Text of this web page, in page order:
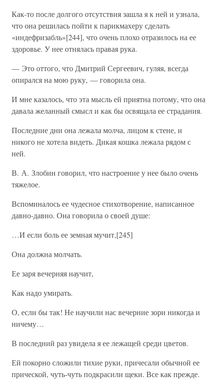
Как-то после долгого отсутствия зашла я к ней и узнала,
что она решилась пойти к парикмахеру сделать
«индефризабль»[244], что очень плохо отразилось на ее
здоровье. У нее отнялась правая рука.
— Это оттого, что Дмитрий Сергеевич, гуляя, всегда
опирался на мою руку, — говорила она.
И мне казалось, что эта мысль ей приятна потому, что она
давала желанный смысл и как бы освящала ее страдания.
Последние дни она лежала молча, лицом к стене, и
никого не хотела видеть. Дикая кошка лежала рядом с
ней.
В. А. Злобин говорил, что настроение у нее было очень
тяжелое.
Вспоминалось ее чудесное стихотворение, написанное
давно-давно. Она говорила о своей душе:
…И если боль ее земная мучит,[245]
Она должна молчать.
Ее заря вечерняя научит,
Как надо умирать.
О, если бы так! Не научили нас вечерние зори никогда и
ничему…
В последний раз увидела я ее лежащей среди цветов.
Ей покорно сложили тихие руки, причесали обычной ее
прической, чуть-чуть подкрасили щеки. Все как прежде.